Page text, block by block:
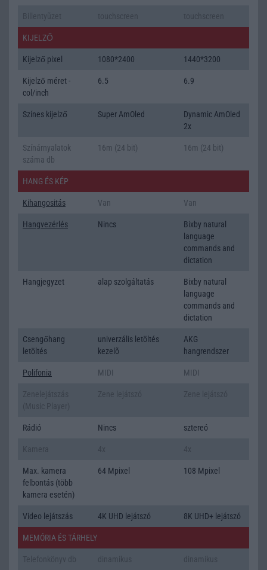
KIJELZŐ
Kijelző pixel 1080*2400 1440*3200
Kijelző méret -
col/inch
6.5 6.9
Színes kijelző Super AmOled
Dynamic AmOled
2x
Színárnyalatok
száma db
16m (24 bit) 16m (24 bit)
HANG ÉS KÉP
Kihangositás Van Van
Hangvezérlés Nincs
Bixby natural
language
commands and
dictation
Hangjegyzet alap szolgáltatás
Bixby natural
language
commands and
dictation
Csengőhang
letöltés
univerzális letöltés
kezelõ
AKG
hangrendszer
Polifonia MIDI MIDI
Rádió Nincs sztereó
Max. kamera
felbontás (több
kamera esetén)
64 Mpixel 108 Mpixel
Video lejátszás 4K UHD lejátszó 8K UHD+ lejátszó
MEMÓRIA ÉS TÁRHELY